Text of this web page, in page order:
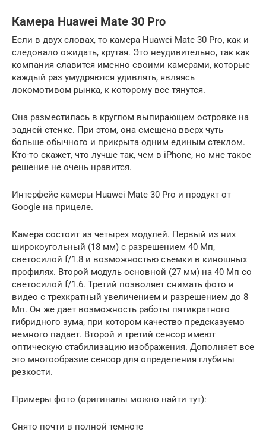
Камера Huawei Mate 30 Pro
Если в двух словах, то камера Huawei Mate 30 Pro, как и
следовало ожидать, крутая. Это неудивительно, так как
компания славится именно своими камерами, которые
каждый раз умудряются удивлять, являясь
локомотивом рынка, к которому все тянутся.
Она разместилась в круглом выпирающем островке на
задней стенке. При этом, она смещена вверх чуть
больше обычного и прикрыта одним единым стеклом.
Кто-то скажет, что лучше так, чем в iPhone, но мне такое
решение не очень нравится.
Интерфейс камеры Huawei Mate 30 Pro и продукт от
Google на прицеле.
Камера состоит из четырех модулей. Первый из них
широкоугольный (18 мм) с разрешением 40 Мп,
светосилой f/1.8 и возможностью съемки в киношных
профилях. Второй модуль основной (27 мм) на 40 Мп со
светосилой f/1.6. Третий позволяет снимать фото и
видео с трехкратный увеличением и разрешением до 8
Мп. Он же дает возможность работы пятикратного
гибридного зума, при котором качество предсказуемо
немного падает. Второй и третий сенсор имеют
оптическую стабилизацию изображения. Дополняет все
это многообразие сенсор для определения глубины
резкости.
Примеры фото (оригиналы можно найти тут):
Снято почти в полной темноте